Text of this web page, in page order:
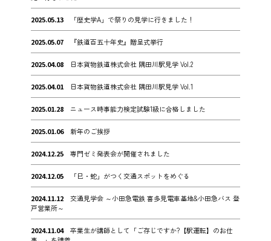
2025.05.13 「歴史学A」で祭りの見学に行きました！
2025.05.07 『鉄道百五十年史』贈呈式挙行
2025.04.08 日本貨物鉄道株式会社 隅田川駅見学 Vol.2
2025.04.01 日本貨物鉄道株式会社 隅田川駅見学 Vol.1
2025.01.28 ニュース時事能力検定試験1級に合格しました
2025.01.06 新年のご挨拶
2024.12.25 専門ゼミ発表会が開催されました
2024.12.05 「巳・蛇」がつく交通スポットをめぐる
2024.11.12
交通見学会 ～小田急電鉄 喜多見電車基地&小田急バス 登
戸営業所～
2024.11.04
卒業生が講師として「ご存じですか?【駅運転】のお仕